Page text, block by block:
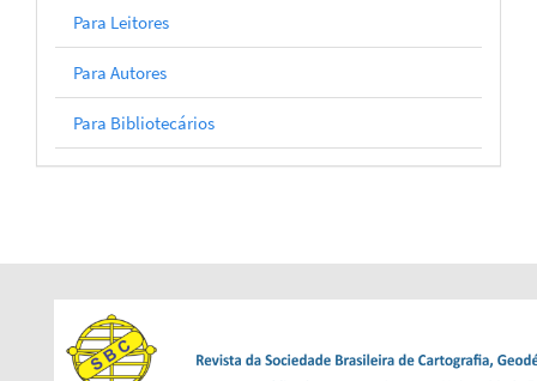
Para Leitores
Para Autores
Para Bibliotecários